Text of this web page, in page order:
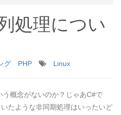
処理につい
グ PHP Linux
概念がないのか？じゃあC#で
たような非同期処理はいったいど